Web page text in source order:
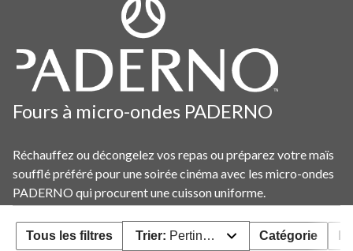
Fours à micro-ondes PADERNO
Réchauffez ou décongelez vos repas ou préparez votre maïs
soufflé préféré pour une soirée cinéma avec les micro-ondes
PADERNO qui procurent une cuisson uniforme.
Tous les filtres Trier: Pertinence Catégorie